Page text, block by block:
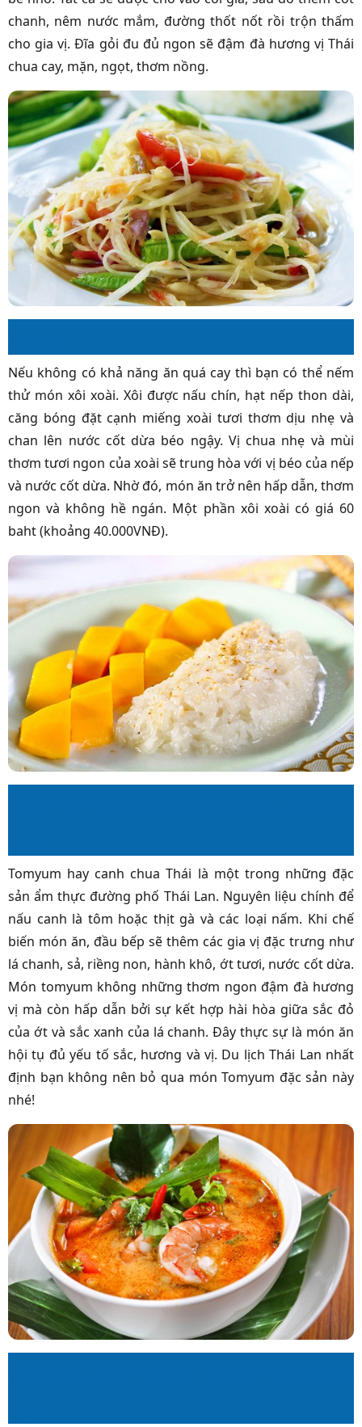
chanh, nêm nước mắm, đường thốt nốt rồi trộn thấm
cho gia vị. Đĩa gỏi đu đủ ngon sẽ đậm đà hương vị Thái
chua cay, mặn, ngọt, thơm nồng.
Nếu không có khả năng ăn quá cay thì bạn có thể nếm
thử món xôi xoài. Xôi được nấu chín, hạt nếp thon dài,
căng bóng đặt cạnh miếng xoài tươi thơm dịu nhẹ và
chan lên nước cốt dừa béo ngậy. Vị chua nhẹ và mùi
thơm tươi ngon của xoài sẽ trung hòa với vị béo của nếp
và nước cốt dừa. Nhờ đó, món ăn trở nên hấp dẫn, thơm
ngon và không hề ngán. Một phần xôi xoài có giá 60
baht (khoảng 40.000VNĐ).
Tomyum hay canh chua Thái là một trong những đặc
sản ẩm thực đường phố Thái Lan. Nguyên liệu chính để
nấu canh là tôm hoặc thịt gà và các loại nấm. Khi chế
biến món ăn, đầu bếp sẽ thêm các gia vị đặc trưng như
lá chanh, sả, riềng non, hành khô, ớt tươi, nước cốt dừa.
Món tomyum không những thơm ngon đậm đà hương
vị mà còn hấp dẫn bởi sự kết hợp hài hòa giữa sắc đỏ
của ớt và sắc xanh của lá chanh. Đây thực sự là món ăn
hội tụ đủ yếu tố sắc, hương và vị. Du lịch Thái Lan nhất
định bạn không nên bỏ qua món Tomyum đặc sản này
nhé!